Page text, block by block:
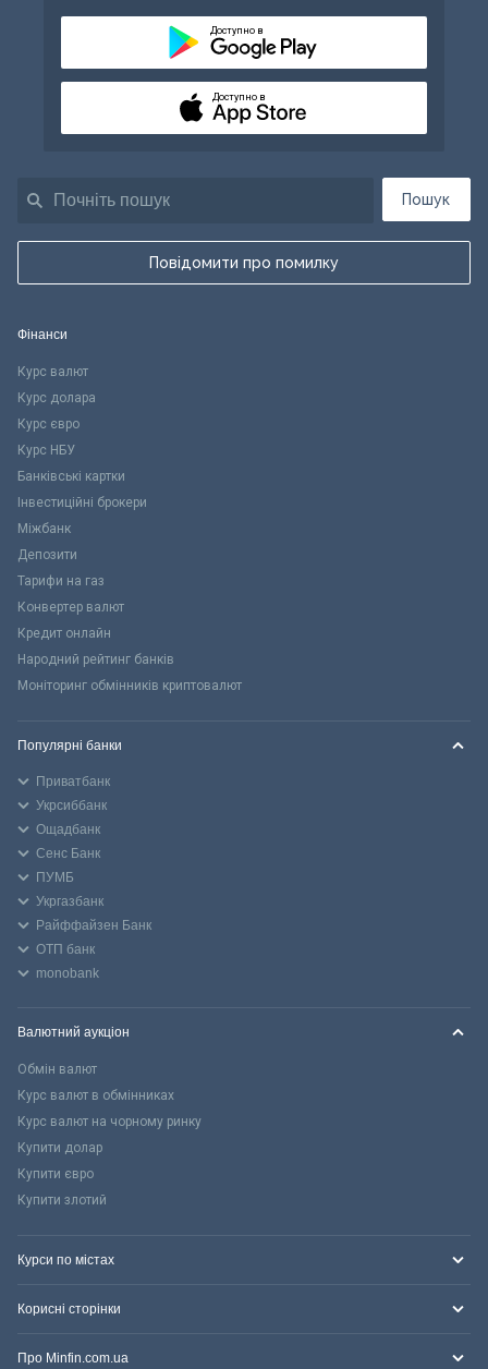
Пошук
Повідомити про помилку
Доступно в
Доступно в
Фінанси
Курс валют
Курс долара
Курс євро
Курс НБУ
Банківські картки
Інвестиційні брокери
Міжбанк
Депозити
Тарифи на газ
Конвертер валют
Кредит онлайн
Народний рейтинг банків
Моніторинг обмінників криптовалют
Популярні банки
Приватбанк
Укрсиббанк
Ощадбанк
Сенс Банк
ПУМБ
Укргазбанк
Райффайзен Банк
ОТП банк
monobank
Валютний аукціон
Обмін валют
Курс валют в обмінниках
Курс валют на чорному ринку
Купити долар
Купити євро
Купити злотий
Курси по містах
Корисні сторінки
Про Minfin.com.ua